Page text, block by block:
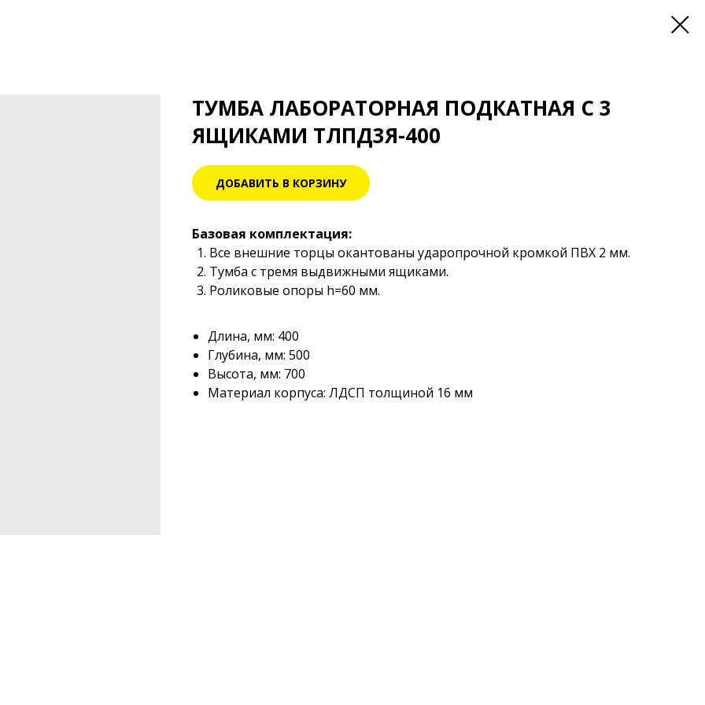
ТУМБА ЛАБОРАТОРНАЯ ПОДКАТНАЯ С 3
ЯЩИКАМИ ТЛПД3Я-400
ДОБАВИТЬ В КОРЗИНУ
Базовая комплектация:
Все внешние торцы окантованы ударопрочной кромкой ПВХ 2 мм.
Тумба с тремя выдвижными ящиками.
Роликовые опоры h=60 мм.
Длина, мм: 400
Глубина, мм: 500
Высота, мм: 700
Материал корпуса: ЛДСП толщиной 16 мм